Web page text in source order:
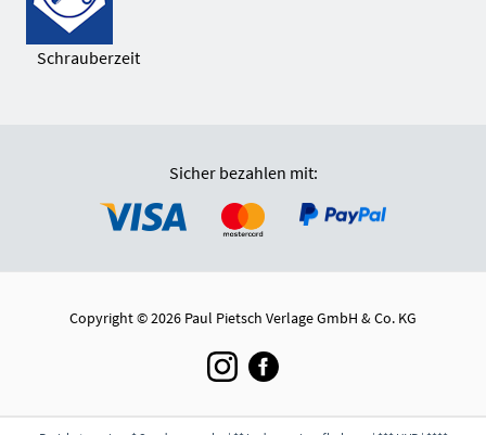
Schrauberzeit
Sicher bezahlen mit:
Copyright © 2026 Paul Pietsch Verlage GmbH & Co. KG